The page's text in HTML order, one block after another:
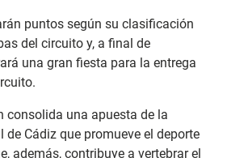
puntos según su clasificación
del circuito y, a final de
una gran fiesta para la entrega
consolida una apuesta de la
Cádiz que promueve el deporte
además, contribuye a vertebrar el